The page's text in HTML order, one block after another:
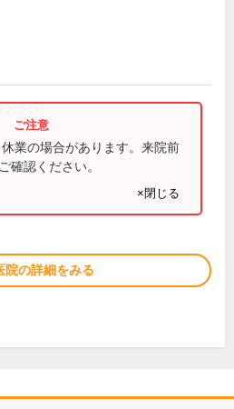
さい)
業の場合があります。来院前
確認ください。
×閉じる
院の詳細をみる